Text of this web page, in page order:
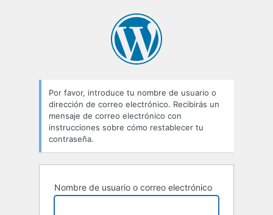
Por favor, introduce tu nombre de usuario o
dirección de correo electrónico. Recibirás un
mensaje de correo electrónico con
instrucciones sobre cómo restablecer tu
contraseña.
Nombre de usuario o correo electrónico